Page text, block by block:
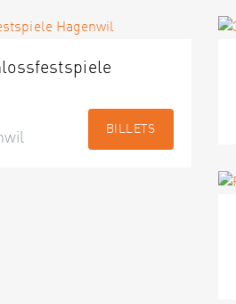
BILLETS